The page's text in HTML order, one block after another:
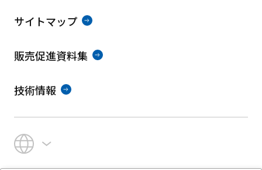
サイトマップ
販売促進資料集
技術情報